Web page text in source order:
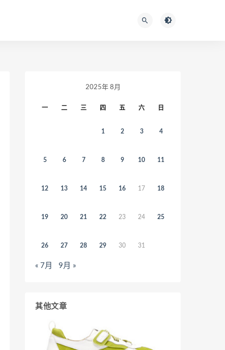
2025年 8月
一 二 三 四 五 六 日
1 2 3 4
5 6 7 8 9 10 11
12 13 14 15 16 17 18
19 20 21 22 23 24 25
26 27 28 29 30 31
« 7月 9月 »
其他文章